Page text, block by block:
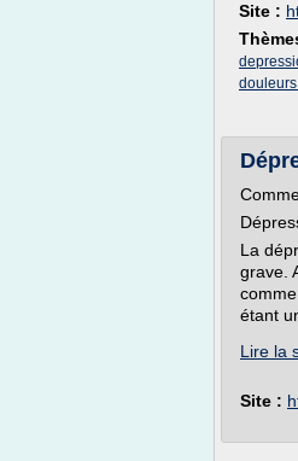
Site :
La
grave.
étant
Lire la
Site :